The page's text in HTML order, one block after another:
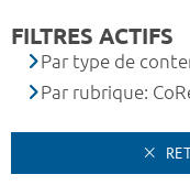
FILTRES ACTIFS
Par type de
Par rubrique: